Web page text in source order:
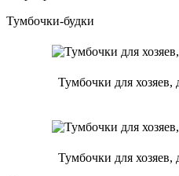
Тумбочки-будки
Тумбочки для
Тумбочки для